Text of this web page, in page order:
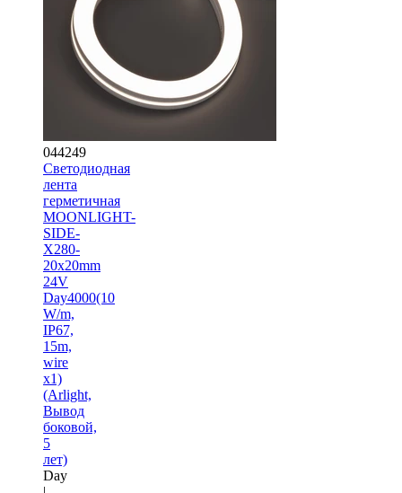
044249
Светодиодная
лента
герметичная
MOONLIGHT-
SIDE-
X280-
20x20mm
24V
Day4000(10
W/m,
IP67,
15m,
wire
x1)
(Arlight,
Вывод
боковой,
5
лет)
Day